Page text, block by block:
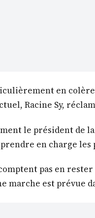
en
Racine Sy,
le président de
prendre en charge
pas en
marche est prévue